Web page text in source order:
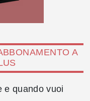
A
e quando vuoi